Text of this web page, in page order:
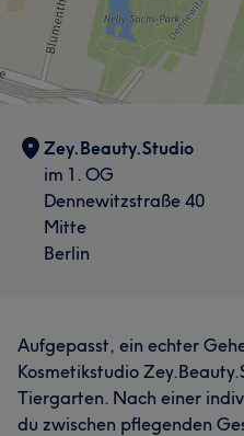
Zey.Beauty.Studio
im 1. OG
Dennewitzstraße 40
Mitte
Berlin
Aufgepasst, ein echter
Kosmetikstudio
Tiergarten. Nach einer
du zwischen pflegenden